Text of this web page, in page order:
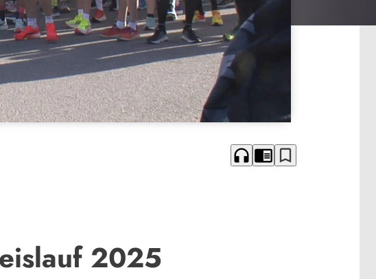
headphones chrome_reader_mode bookmark_border
2025